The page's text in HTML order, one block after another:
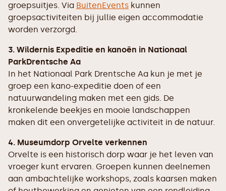
groepsuitjes. Via BuitenEvents kunnen
groepsactiviteiten bij jullie eigen accommodatie
worden verzorgd.
3. Wildernis Expeditie en kanoën in Nationaal
ParkDrentsche Aa
In het Nationaal Park Drentsche Aa kun je met je
groep een kano-expeditie doen of een
natuurwandeling maken met een gids. De
kronkelende beekjes en mooie landschappen
maken dit een onvergetelijke activiteit in de natuur.
4. Museumdorp Orvelte verkennen
Orvelte is een historisch dorp waar je het leven van
vroeger kunt ervaren. Groepen kunnen deelnemen
aan ambachtelijke workshops, zoals kaarsen maken